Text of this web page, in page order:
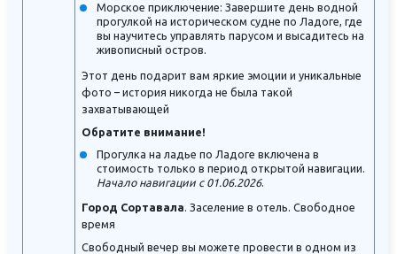
Морское приключение: Завершите день водной
прогулкой на историческом судне по Ладоге, где
вы научитесь управлять парусом и высадитесь на
живописный остров.
Этот день подарит вам яркие эмоции и уникальные
фото – история никогда не была такой
захватывающей
Обратите внимание!
Прогулка на ладье по Ладоге включена в
стоимость только в период открытой навигации.
Начало навигации с 01.06.2026.
Город Сортавала . Заселение в отель. Свободное
время
Свободный вечер вы можете провести в одном из